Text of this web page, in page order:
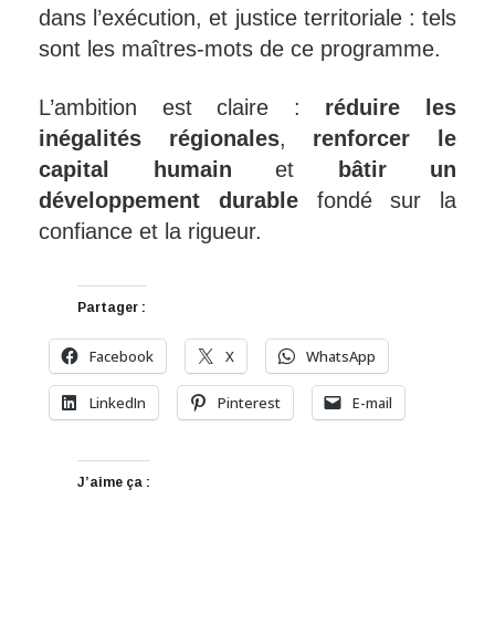
dans l’exécution, et justice territoriale : tels
sont les maîtres-mots de ce programme.
L’ambition est claire : réduire les
inégalités régionales, renforcer le
capital humain et
bâtir un
développement durable fondé sur la
confiance et la rigueur.
Partager :
Facebook X WhatsApp
LinkedIn Pinterest E-mail
J’aime ça :